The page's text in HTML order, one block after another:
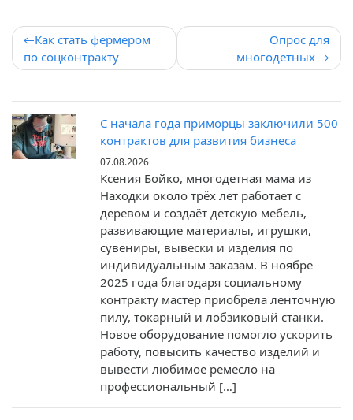
Навигация
по
записям
Как стать фермером
по соцконтракту
Опрос для
многодетных
С начала года приморцы заключили 500
контрактов для развития бизнеса
07.08.2026
Ксения Бойко, многодетная мама из
Находки около трёх лет работает с
деревом и создаёт детскую мебель,
развивающие материалы, игрушки,
сувениры, вывески и изделия по
индивидуальным заказам. В ноябре
2025 года благодаря социальному
контракту мастер приобрела ленточную
пилу, токарный и лобзиковый станки.
Новое оборудование помогло ускорить
работу, повысить качество изделий и
вывести любимое ремесло на
профессиональный […]